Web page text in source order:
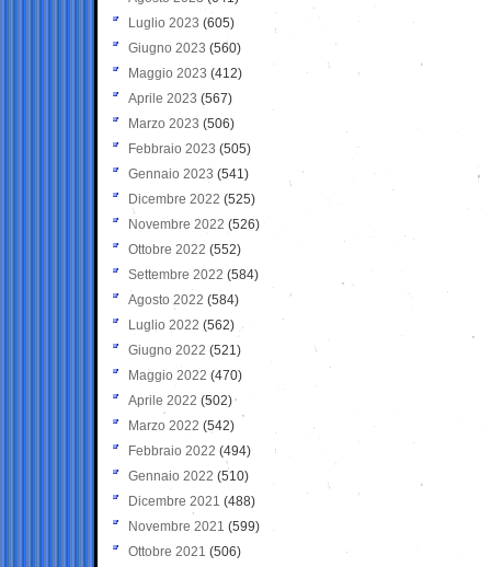
Luglio 2023 (605)
Giugno 2023 (560)
Maggio 2023 (412)
Aprile 2023 (567)
Marzo 2023 (506)
Febbraio 2023 (505)
Gennaio 2023 (541)
Dicembre 2022 (525)
Novembre 2022 (526)
Ottobre 2022 (552)
Settembre 2022 (584)
Agosto 2022 (584)
Luglio 2022 (562)
Giugno 2022 (521)
Maggio 2022 (470)
Aprile 2022 (502)
Marzo 2022 (542)
Febbraio 2022 (494)
Gennaio 2022 (510)
Dicembre 2021 (488)
Novembre 2021 (599)
Ottobre 2021 (506)